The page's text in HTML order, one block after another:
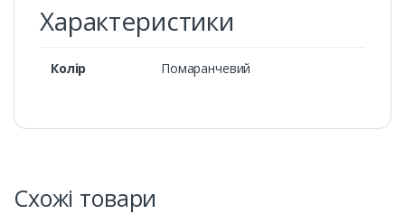
Характеристики
Колір Помаранчевий
Схожі товари